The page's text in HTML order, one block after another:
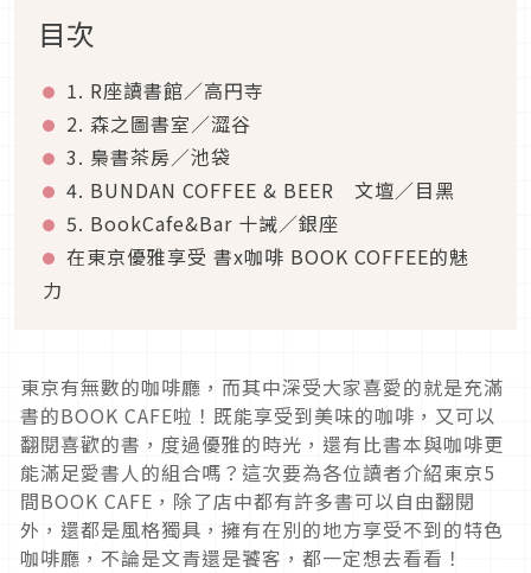
目次
1. R座讀書館／高円寺
2. 森之圖書室／澀谷
3. 梟書茶房／池袋
4. BUNDAN COFFEE & BEER 文壇／目黑
5. BookCafe&Bar 十誡／銀座
在東京優雅享受 書x咖啡 BOOK COFFEE的魅
力
東京有無數的咖啡廳，而其中深受大家喜愛的就是充滿
書的BOOK CAFE啦！既能享受到美味的咖啡，又可以
翻閱喜歡的書，度過優雅的時光，還有比書本與咖啡更
能滿足愛書人的組合嗎？這次要為各位讀者介紹東京5
間BOOK CAFE，除了店中都有許多書可以自由翻閱
外，還都是風格獨具，擁有在別的地方享受不到的特色
咖啡廳，不論是文青還是饕客，都一定想去看看！